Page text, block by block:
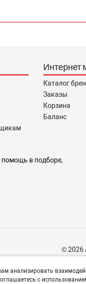
Интернет
Каталог
Заказы
Корзина
Баланс
помощь в подборе,
© 2026
анализировать
с